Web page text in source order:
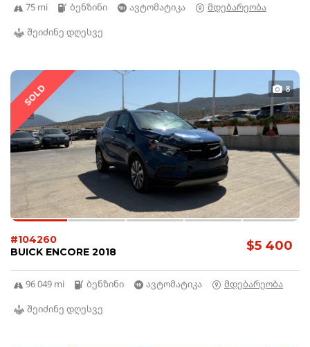
75 mi ბენზინი ავტომატიკა
მდებარეობა
შეიძინე დღესვე
SOLD 8
$5 400
#104260
BUICK ENCORE 2018
96 049 mi ბენზინი ავტომატიკა
მდებარეობა
შეიძინე დღესვე